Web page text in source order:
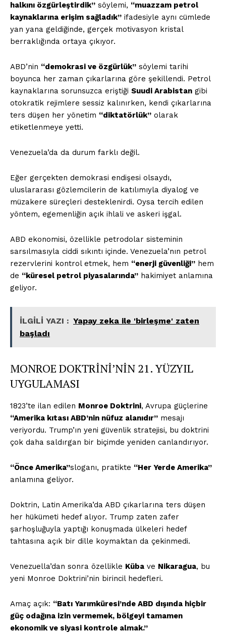
halkını özgürleştirdik” söylemi, “muazzam petrol
kaynaklarına erişim sağladık” ifadesiyle aynı cümlede
yan yana geldiğinde, gerçek motivasyon kristal
berraklığında ortaya çıkıyor.
ABD’nin “demokrasi ve özgürlük” söylemi tarihi
boyunca her zaman çıkarlarına göre şekillendi. Petrol
kaynaklarına sorunsuzca eriştiği Suudi Arabistan gibi
otokratik rejimlere sessiz kalınırken, kendi çıkarlarına
ters düşen her yönetim “diktatörlük” olarak
etiketlenmeye yetti.
Venezuela’da da durum farklı değil.
Eğer gerçekten demokrasi endişesi olsaydı,
uluslararası gözlemcilerin de katılımıyla diyalog ve
müzakere süreçleri desteklenirdi. Oysa tercih edilen
yöntem, egemenliğin açık ihlali ve askeri işgal.
ABD ekonomisi, özellikle petrodolar sisteminin
sarsılmasıyla ciddi sıkıntı içinde. Venezuela’nın petrol
rezervlerini kontrol etmek, hem “enerji güvenliği” hem
de “küresel petrol piyasalarında” hakimiyet anlamına
geliyor.
İLGİLİ YAZI : Yapay zeka ile 'birleşme' zaten
başladı
MONROE DOKTRİNİ’NİN 21. YÜZYIL
UYGULAMASI
1823’te ilan edilen Monroe Doktrini, Avrupa güçlerine
“Amerika kıtası ABD’nin nüfuz alanıdır” mesajı
veriyordu. Trump’ın yeni güvenlik stratejisi, bu doktrini
çok daha saldırgan bir biçimde yeniden canlandırıyor.
“Önce Amerika”sloganı, pratikte “Her Yerde Amerika”
anlamına geliyor.
Doktrin, Latin Amerika’da ABD çıkarlarına ters düşen
her hükümeti hedef alıyor. Trump zaten zafer
şarhoşluğuyla yaptığı konuşmada ülkeleri hedef
tahtasına açık bir dille koymaktan da çekinmedi.
Venezuella’dan sonra özellikle Küba ve Nikaragua, bu
yeni Monroe Doktrini’nin birincil hedefleri.
Amaç açık: “Batı Yarımküresi’nde ABD dışında hiçbir
güç odağına izin vermemek, bölgeyi tamamen
ekonomik ve siyasi kontrole almak.”